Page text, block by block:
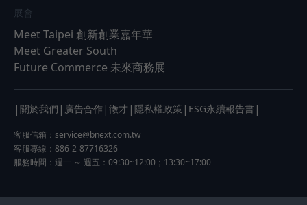
展會
Meet Taipei 創新創業嘉年華
Meet Greater South
Future Commerce 未來商務展
| 關於我們 | 廣告合作 | 徵才 | 隱私權政策 | ESG永續報告書 |
客服信箱： service@bnext.com.tw
客服專線：886-2-87716326
服務時間：週一 ～ 週五：09:30~12:00；13:30~17:00